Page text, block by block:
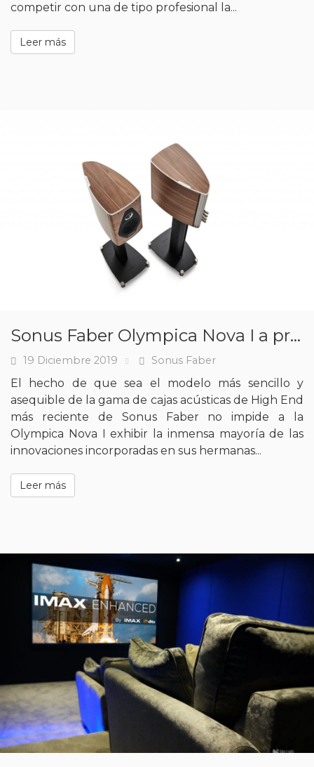
competir con una de tipo profesional la...
Leer más
Sonus Faber Olympica Nova I a prueba
Fecha
19 Diciembre 2019 Tags
Sonus Faber
El hecho de que sea el modelo más sencillo y
asequible de la gama de cajas acústicas de High End
más reciente de Sonus Faber no impide a la
Olympica Nova I exhibir la inmensa mayoría de las
innovaciones incorporadas en sus hermanas...
Leer más